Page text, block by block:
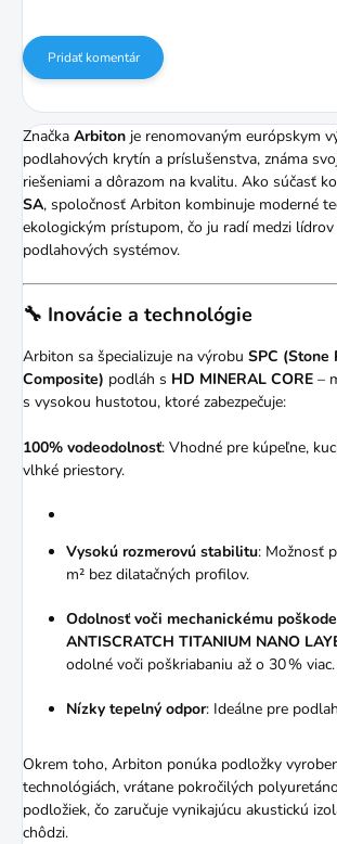
Pridať komentár
Značka Arbiton je renomovaným európskym
podlahových krytín a príslušenstva, známa
riešeniami a dôrazom na kvalitu. Ako súčasť
SA, spoločnosť Arbiton kombinuje moderné
ekologickým prístupom, čo ju radí medzi
podlahových systémov.
🔧 Inovácie a technológie
Arbiton sa špecializuje na výrobu SPC (Stone
Composite) podláh s HD MINERAL CORE –
s vysokou hustotou, ktoré zabezpečuje:
100% vodeodolnosť: Vhodné pre kúpeľne,
vlhké priestory.
Vysokú rozmerovú stabilitu: Možnosť
m² bez dilatačných profilov.
Odolnosť voči mechanickému
ANTISCRATCH TITANIUM NANO
odolné voči poškriabaniu až o 30 % viac.
Nízky tepelný odpor: Ideálne pre
Okrem toho, Arbiton ponúka podložky
technológiách, vrátane pokročilých
podložiek, čo zaručuje vynikajúcu akustickú
chôdzi.